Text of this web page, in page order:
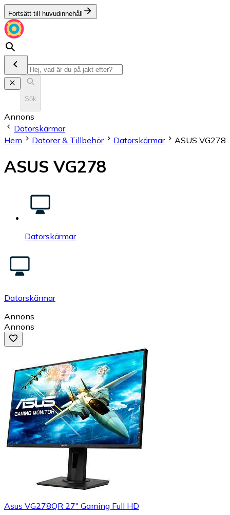
Fortsätt till huvudinnehåll
Sök
Annons
Datorskärmar
Hem
Datorer & Tillbehör Datorskärmar ASUS VG278
ASUS VG278
Datorskärmar
Datorskärmar
Annons
Annons
Asus VG278QR 27" Gaming Full HD